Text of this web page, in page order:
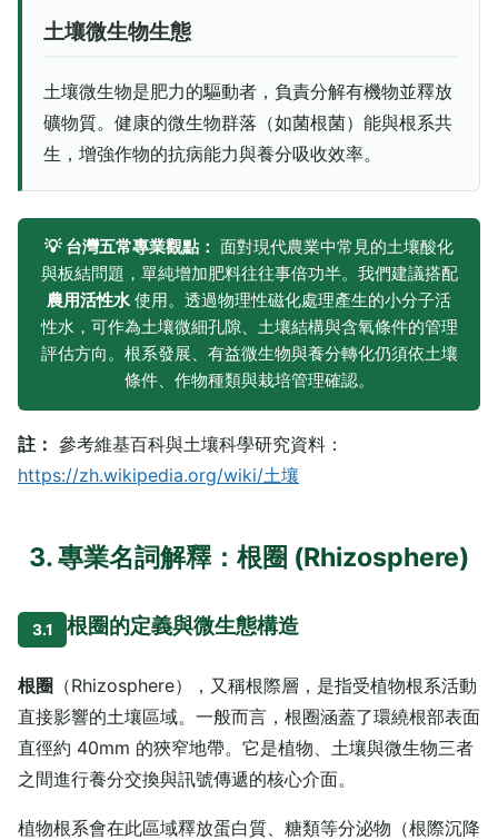
土壤微生物生態
土壤微生物是肥力的驅動者，負責分解有機物並釋放
礦物質。健康的微生物群落（如菌根菌）能與根系共
生，增強作物的抗病能力與養分吸收效率。
💡 台灣五常專業觀點： 面對現代農業中常見的土壤酸化
與板結問題，單純增加肥料往往事倍功半。我們建議搭配
農用活性水使用。透過物理性磁化處理產生的小分子活
性水，可作為土壤微細孔隙、土壤結構與含氧條件的管理
評估方向。根系發展、有益微生物與養分轉化仍須依土壤
條件、作物種類與栽培管理確認。
註： 參考維基百科與土壤科學研究資料：
https://zh.wikipedia.org/wiki/土壤
3. 專業名詞解釋：根圈 (Rhizosphere)
3.1 根圈的定義與微生態構造
根圈 （Rhizosphere），又稱根際層，是指受植物根系活動
直接影響的土壤區域。一般而言，根圈涵蓋了環繞根部表面
直徑約 40mm 的狹窄地帶。它是植物、土壤與微生物三者
之間進行養分交換與訊號傳遞的核心介面。
植物根系會在此區域釋放蛋白質、糖類等分泌物（根際沉降